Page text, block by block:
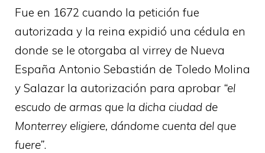
Fue en 1672 cuando la petición fue
autorizada y la reina expidió una cédula en
donde se le otorgaba al virrey de Nueva
España Antonio Sebastián de Toledo Molina
y Salazar la autorización para aprobar “el
escudo de armas que la dicha ciudad de
Monterrey eligiere, dándome cuenta del que
fuere”.